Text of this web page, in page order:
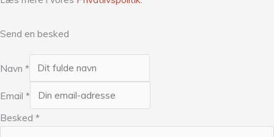
Send en besked
Navn *
Email *
Besked *